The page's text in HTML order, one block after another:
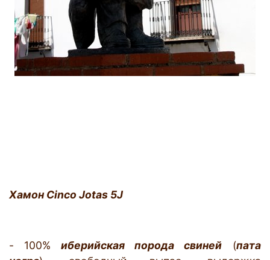
Хамон Cinco Jotas 5J
- 100% иберийская порода свиней (пата